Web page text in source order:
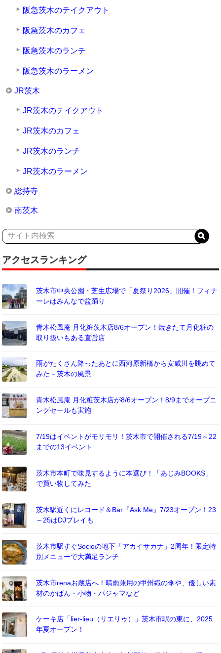
阪急茨木のテイクアウト
阪急茨木のカフェ
阪急茨木のランチ
阪急茨木のラーメン
JR茨木
JR茨木のテイクアウト
JR茨木のカフェ
JR茨木のランチ
JR茨木のラーメン
総持寺
南茨木
アクセスランキング
茨木市中央公園・芝生広場で「夏祭り2026」開催！フィナ
ーレはみんなで盆踊り
青木松風庵 月化粧茨木店8/6オープン！焼きたて月化粧の
取り扱いもある直営店
雨がたくさん降ったあとに西河原新橋から安威川を眺めて
みた－茨木の風景
青木松風庵 月化粧茨木店が8/6オープン！8/9までオープニ
ングセールも実施
7/19はイベントがモリモリ！茨木市で開催される7/19～22
までの13イベント
茨木市本町で味見するように本選び！「あじみBOOKS」
で買い物してみた
茨木駅近くにレコード＆Bar『Ask Me』7/23オープン！23
～25はDJプレイも
茨木市駅すぐSocioの地下「アカイサカナ」2周年！限定特
別メニューで大満足ランチ
茨木市renaお蔵店へ！晴雨兼用の甲州織の傘や、優しい素
材のかばん・小物・パジャマなど
ケーキ店「lier-lieu（リエリゥ）」茨木市駅の東に、2025
年夏オープン！